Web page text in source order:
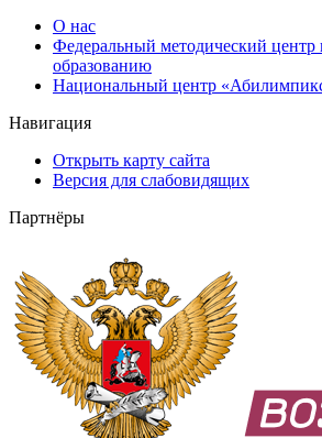
О нас
Федеральный методический
образованию
Национальный центр
Навигация
Открыть карту сайта
Версия для слабовидящих
Партнёры